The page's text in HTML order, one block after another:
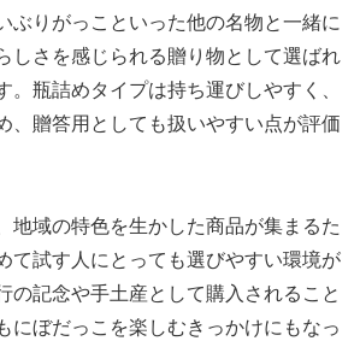
ぶりがっこといった他の名物と一緒に
しさを感じられる贈り物として選ばれ
。瓶詰めタイプは持ち運びしやすく、
、贈答用としても扱いやすい点が評価
地域の特色を生かした商品が集まるた
て試す人にとっても選びやすい環境が
の記念や手土産として購入されること
にぼだっこを楽しむきっかけにもなっ